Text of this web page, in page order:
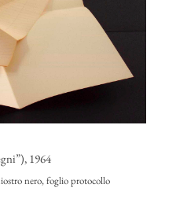
, 1964
nero, foglio protocollo